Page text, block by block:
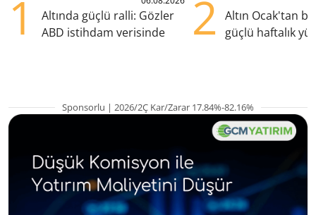
1
Altında güçlü ralli: Gözler
ABD istihdam verisinde
2
Altın Ocak'tan
güçlü haftalık
Sponsorlu | 2026/2Ç Kar/Zarar 17.84%-82.16%